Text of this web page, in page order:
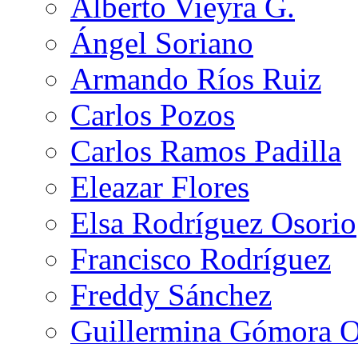
Ángel Soriano
Armando Ríos Ruiz
Carlos Pozos
Carlos Ramos Padilla
Eleazar Flores
Elsa Rodríguez Osorio
Francisco Rodríguez
Freddy Sánchez
Guillermina Gómora